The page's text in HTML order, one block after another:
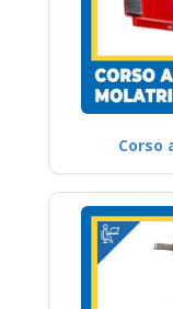
Corso